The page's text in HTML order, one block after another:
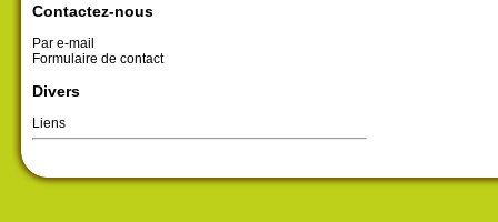
Contactez-nous
Par e-mail
Formulaire de contact
Divers
Liens